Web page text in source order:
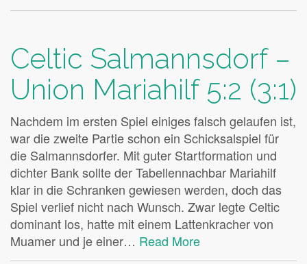
Celtic Salmannsdorf –
Union Mariahilf 5:2 (3:1)
Nachdem im ersten Spiel einiges falsch gelaufen ist,
war die zweite Partie schon ein Schicksalspiel für
die Salmannsdorfer. Mit guter Startformation und
dichter Bank sollte der Tabellennachbar Mariahilf
klar in die Schranken gewiesen werden, doch das
Spiel verlief nicht nach Wunsch. Zwar legte Celtic
dominant los, hatte mit einem Lattenkracher von
Muamer und je einer… Read More